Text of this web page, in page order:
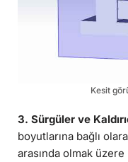
Kesit
3. Sürgüler ve
boyutlarına bağlı
arasında olmak